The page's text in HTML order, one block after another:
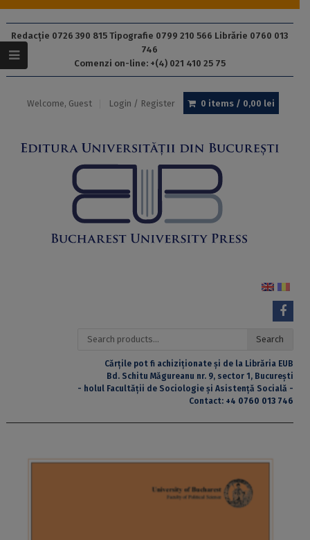
Redacție 0726 390 815 Tipografie 0799 210 566 Librărie 0760 013
746
Comenzi on-line: +(4) 021 410 25 75
Welcome, Guest Login / Register 0 items / 0,00 lei
Search
Search
Cărțile pot fi achiziționate și de la Librăria EUB
Bd. Schitu Măgureanu nr. 9, sector 1, București
- holul Facultății de Sociologie și Asistență Socială -
Contact: +4 0760 013 746